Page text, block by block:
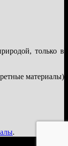
только в
материалы)
.